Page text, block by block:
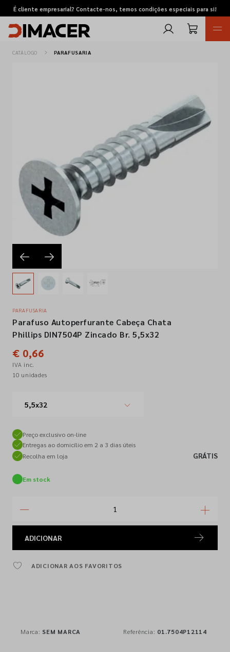
É cliente empresarial? Contacte-nos, temos condições especiais para si!
Pedidos de cotação
Marcas
Favoritos
Empresa
Contactos
Siga-nos nas redes sociais
CATÁLOGO PARAFUSARIA
PARAFUSARIA
Parafuso Autoperfurante Cabeça Chata
Phillips DIN7504P Zincado Br. 5,5x32
€ 0,66
IVA inc.
10 unidades
5,5x32
Preço exclusivo on-line
Entregas ao domicílio em 2 a 3 dias úteis
Recolha em loja
GRÁTIS
Em stock
ADICIONAR
ADICIONAR AOS FAVORITOS
Marca: SEM MARCA Referência: 01.7504P12114